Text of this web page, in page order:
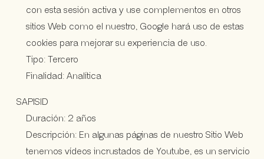
con esta sesión activa y use complementos en otros
sitios Web como el nuestro, Google hará uso de estas
cookies para mejorar su experiencia de uso.
Tipo: Tercero
Finalidad: Analítica
SAPISID
Duración: 2 años
Descripción: En algunas páginas de nuestro Sitio Web
tenemos vídeos incrustados de Youtube, es un servicio